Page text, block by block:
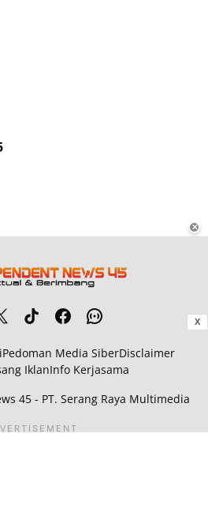
X
✕
Pedoman Media SiberDisclaimer
IklanInfo Kerjasama
45- PT. Serang Raya Multimedia